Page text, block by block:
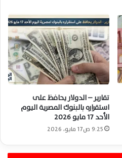
تقارير – الدولار يحافظ على
استقراره بالبنوك المصرية اليوم
الأحد 17 مايو 2026
9:25 ص17 مايو، 2026